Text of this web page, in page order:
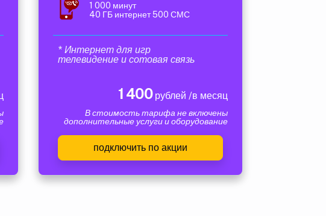
1 000 минут
40 ГБ интернет 500 СМС
* Интернет для игр
телевидение и сотовая связь
1 400рублей /в месяц
В стоимость тарифа не включены
дополнительные услуги и оборудование
подключить по акции